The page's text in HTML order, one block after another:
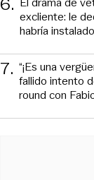
excliente: le
habría
7. “¡Es una
fallido intento
round con